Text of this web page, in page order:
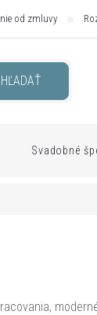
od zmluvy
HĽADAŤ
Svadobné